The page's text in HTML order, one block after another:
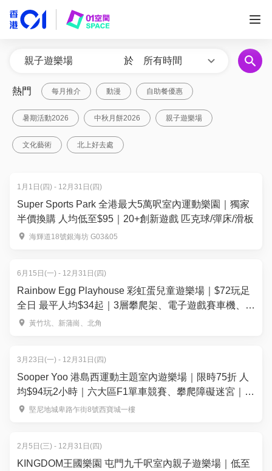
於 所有時間
熱門 每月推介 動漫 自助餐優惠
暑期活動2026 中秋月餅2026 親子遊樂場
文化藝術 北上好去處
1月1日(四) - 12月31日(四)
Super Sports Park 全港最大5萬呎室內運動樂園｜獨家
半價換購 人均低至$95｜20+創新遊戲 匹克球/彈床/滑板
海輝道18號銀海坊 G03&05
6月15日(一) - 12月31日(四)
Rainbow Egg Playhouse 彩虹蛋兒童遊樂場｜$72玩足
全日 最平人均$34起｜3層攀爬架、電子遊戲賽車機、模
擬消防員遊戲、旋轉摩天輪 | 黃竹坑、新蒲崗、北角｜
黃竹坑、新蒲崗、北角
3月23日(一) - 12月31日(四)
Sooper Yoo 港島西運動主題室內遊樂場｜限時75折 人
均$94玩2小時｜六大區F1單車競賽、攀爬障礙迷宮｜堅
尼地城
堅尼地城卑路乍街8號西寶城一樓
2月5日(三) - 12月31日(四)
KINGDOM王國樂園 屯門九千呎室內親子遊樂場｜低至